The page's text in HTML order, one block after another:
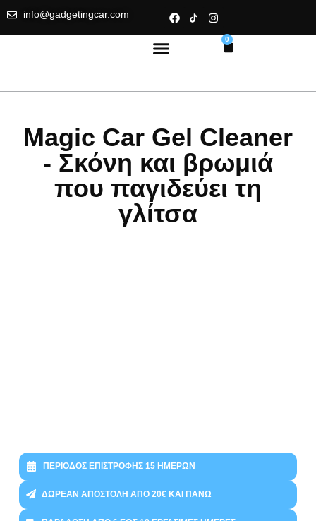
info@gadgetingcar.com
0
Magic Car Gel Cleaner
- Σκόνη και βρωμιά
που παγιδεύει τη
γλίτσα
ΠΕΡΊΟΔΟΣ ΕΠΙΣΤΡΟΦΉΣ 15 ΗΜΕΡΏΝ
ΔΩΡΕΆΝ ΑΠΟΣΤΟΛΉ ΑΠΌ 20€ ΚΑΙ ΠΆΝΩ